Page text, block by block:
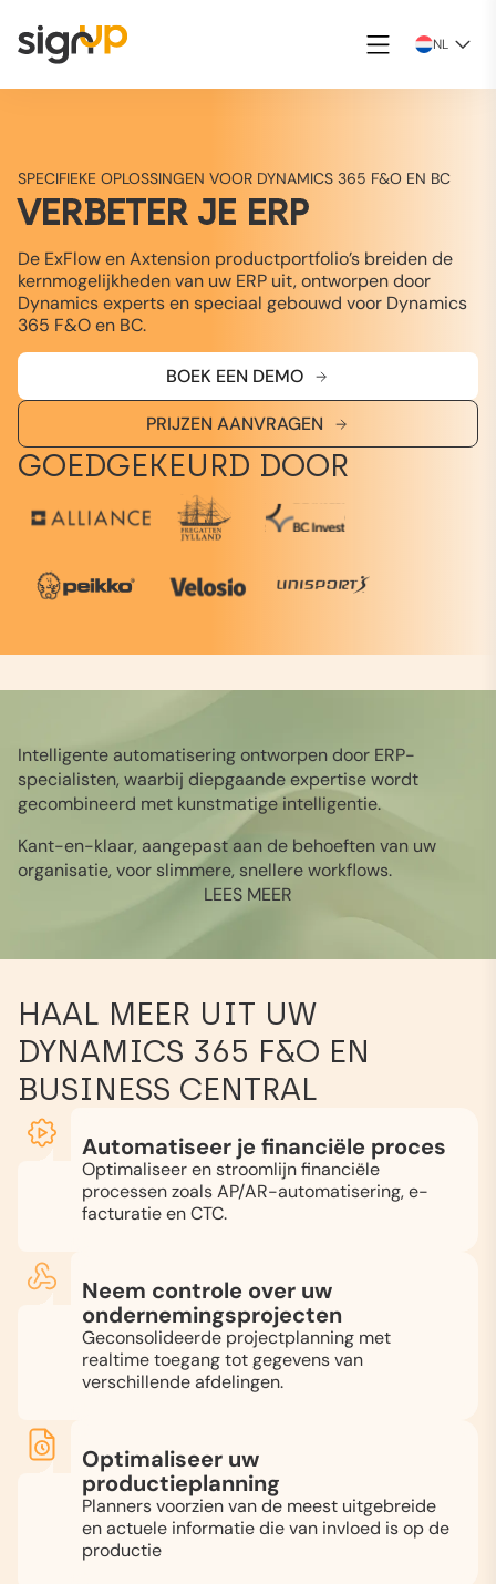
NL
SPECIFIEKE OPLOSSINGEN VOOR DYNAMICS 365 F&O EN BC
VERBETER JE ERP
De ExFlow en Axtension productportfolio’s breiden de
kernmogelijkheden van uw ERP uit, ontworpen door
Dynamics experts en speciaal gebouwd voor Dynamics
365 F&O en BC.
BOEK EEN DEMO
PRIJZEN AANVRAGEN
GOEDGEKEURD DOOR
Intelligente automatisering ontworpen door ERP-
specialisten, waarbij diepgaande expertise wordt
gecombineerd met kunstmatige intelligentie.
Kant-en-klaar, aangepast aan de behoeften van uw
organisatie, voor slimmere, snellere workflows.
LEES MEER
HAAL MEER UIT UW
DYNAMICS 365 F&O EN
BUSINESS CENTRAL
Automatiseer je financiële proces
Optimaliseer en stroomlijn financiële
processen zoals AP/AR-automatisering, e-
facturatie en CTC.
Neem controle over uw
ondernemingsprojecten
Geconsolideerde projectplanning met
realtime toegang tot gegevens van
verschillende afdelingen.
Optimaliseer uw
productieplanning
Planners voorzien van de meest uitgebreide
en actuele informatie die van invloed is op de
productie